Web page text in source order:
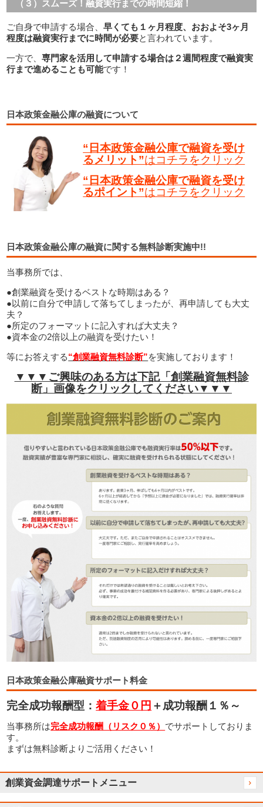
（３）スムーズ！融資実行までの時間短縮！
ご自身で申請する場合、早くても１ヶ月程度、おおよそ3ヶ月
程度は融資実行までに時間が必要と言われています。
一方で、専門家を活用して申請する場合は２週間程度で融資実
行まで進めることも可能です！
日本政策金融公庫の融資について
“日本政策金融公庫で融資を受け
るメリット”はコチラをクリック
“日本政策金融公庫で融資を受け
るポイント”はコチラをクリック
日本政策金融公庫の融資に関する無料診断実施中!!
当事務所では、
●創業融資を受けるベストな時期はある？
●以前に自分で申請して落ちてしまったが、再申請しても大丈
夫？
●所定のフォーマットに記入すれば大丈夫？
●資本金の2倍以上の融資を受けたい！
等にお答えする“創業融資無料診断”を実施しております！
▼▼▼ご興味のある方は下記「創業融資無料診
断」画像をクリックしてください▼▼▼
日本政策金融公庫融資サポート料金
完全成功報酬型：着手金０円 ＋成功報酬１％～
当事務所は完全成功報酬（リスク０％） でサポートしておりま
す。
まずは無料診断よりご活用ください！
創業資金調達サポートメニュー